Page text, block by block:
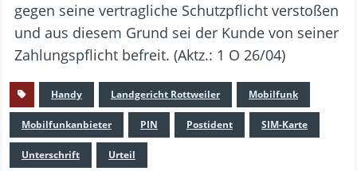
gegen seine vertragliche Schutzpflicht verstoßen
und aus diesem Grund sei der Kunde von seiner
Zahlungspflicht befreit. (Aktz.: 1 O 26/04)
Handy Landgericht Rottweiler Mobilfunk
Mobilfunkanbieter PIN Postident SIM-Karte
Unterschrift Urteil